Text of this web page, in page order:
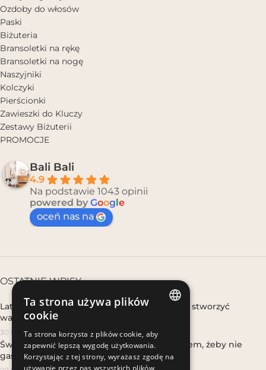
Ozdoby do włosów
Paski
Biżuteria
Bransoletki na rękę
Bransoletki na nogę
Naszyjniki
Kolczyki
Pierścionki
Zawieszki do Kluczy
Zestawy Biżuterii
PROMOCJE
Bali Bali
4.9
Na podstawie 1043 opinii
powered by Google
oceń nas na
OSTATNIE WPISY
Lato boho w domu, gdy nie wyjeżdżasz – jak stworzyć
wakacyjny klimat w mieście
30 lipca, 2026
Świeca w kokosie na tarasie – jak używać latem, żeby nie
gasła na wietrze
POLISH
Ta strona używa plików
cookie
Ta strona korzysta z plików cookie, aby
zapewnić lepszą wygodę użytkowania.
Korzystając z tej strony, wyrażasz zgodę na
używanie przez nas wszystkich plików